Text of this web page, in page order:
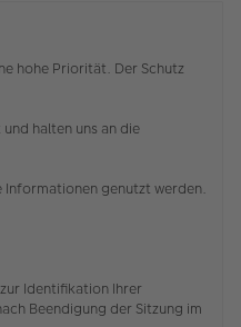
hohe Priorität. Der Schutz
halten uns an die
Informationen genutzt werden.
Identifikation Ihrer
Beendigung der Sitzung im